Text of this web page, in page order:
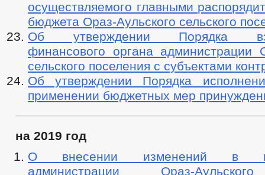
осуществляемого главными
бюджета Ораз-Аульского сельского
Об утверждении Порядка
финансового органа администрации
сельского поселения с субъектами
Об утверждении Порядка
применении бюджетных мер
на 2019 год
О внесении изменений в
администрации Ораз-